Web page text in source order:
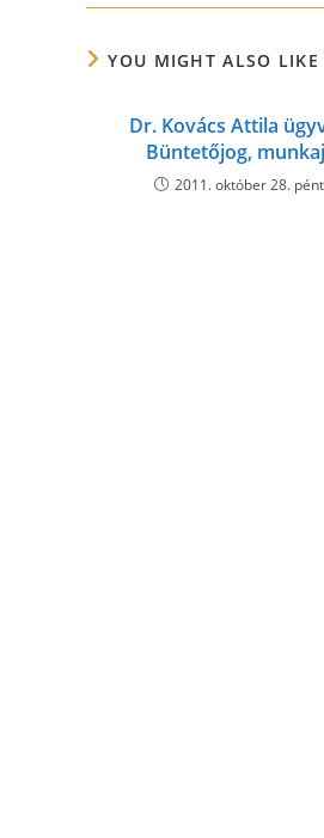
YOU MIGHT ALSO LIKE
Dr. Kovács Attila
Büntetőjog,
2011. október 28.